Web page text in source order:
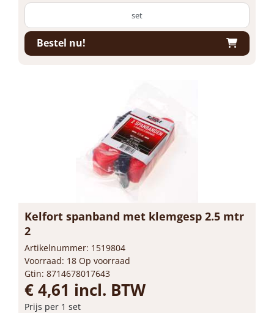
set
Bestel nu!
Kelfort spanband met klemgesp 2.5 mtr
2
Artikelnummer: 1519804
Voorraad: 18 Op voorraad
Gtin: 8714678017643
€ 4,61 incl. BTW
Prijs per 1 set